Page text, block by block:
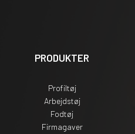
PRODUKTER
Profiltøj
Arbejdstøj
Fodtøj
Firmagaver